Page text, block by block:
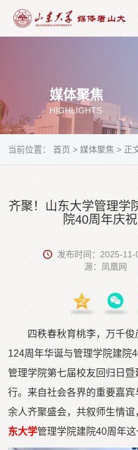
媒体聚焦
HIGHLIGHTS
当前位置：首页 > 媒体聚焦 > 正
齐聚！山东大学管理学
院40周年庆
发布时间：2025-
源：凤凰网
四秩春秋育桃李，万千
124周年华诞与管理学院建院
管理学院第七届校友回归日
行。来自社会各界的重要嘉
余人齐聚盛会，共叙师生情
东大学管理学院建院40周年这